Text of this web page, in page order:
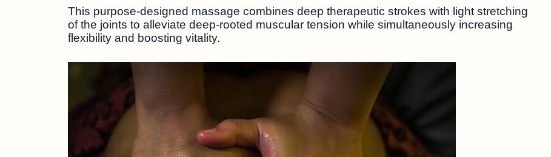
This purpose-designed massage combines deep therapeutic strokes with light stretching
of the joints to alleviate deep-rooted muscular tension while simultaneously increasing
flexibility and boosting vitality.